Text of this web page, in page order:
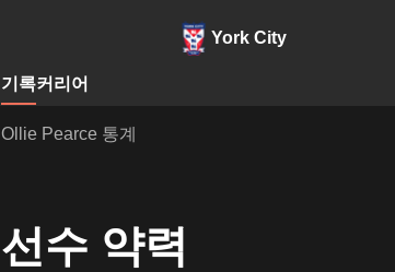
York City
기록커리어
Ollie Pearce 통계
선수 약력